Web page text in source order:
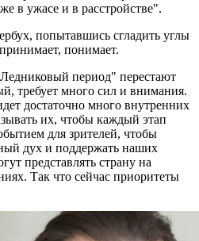
в ужасе и в расстройстве".
попытавшись сгладить углы
понимает.
период" перестают
требует много сил и внимания.
достаточно много внутренних
их, чтобы каждый этап
для зрителей, чтобы
дух и поддержать наших
представлять страну на
Так что сейчас приоритеты